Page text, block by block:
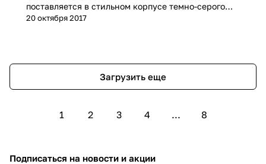
поставляется в стильном корпусе темно-серого
цвета, который полюбился нашим клиентам, как у
20 октября 2017
Загрузить еще
1 2 3 4 ... 8
Подписаться на новости и акции